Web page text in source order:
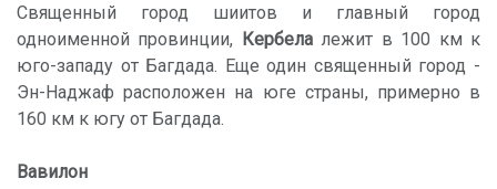
Священный город шиитов и главный город
одноименной провинции, Кербелалежит в 100 км к
юго-западу от Багдада. Еще один священный город -
Эн-Наджаф расположен на юге страны, примерно в
160 км к югу от Багдада.
Вавилон